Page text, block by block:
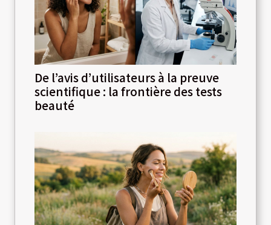
De l’avis d’utilisateurs à la preuve
scientifique : la frontière des tests
beauté